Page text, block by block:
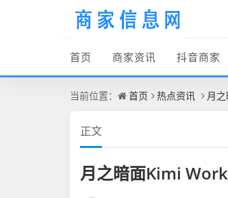
首页 商家资讯 抖音商家
当前位置： 首页 热点资讯 月
正文
月之暗面Kimi